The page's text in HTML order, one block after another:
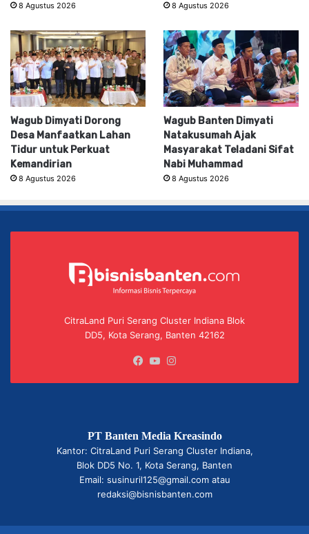
8 Agustus 2026 8 Agustus 2026
Wagub Dimyati Dorong
Desa Manfaatkan Lahan
Tidur untuk Perkuat
Kemandirian
8 Agustus 2026
Wagub Banten Dimyati
Natakusumah Ajak
Masyarakat Teladani Sifat
Nabi Muhammad
8 Agustus 2026
CitraLand Puri Serang Cluster Indiana Blok
DD5, Kota Serang, Banten 42162
Facebook
YouTube
PT Banten Media Kreasindo
Kantor: CitraLand Puri Serang Cluster Indiana,
Blok DD5 No. 1, Kota Serang, Banten
Email: susinuril125@gmail.com atau
redaksi@bisnisbanten.com